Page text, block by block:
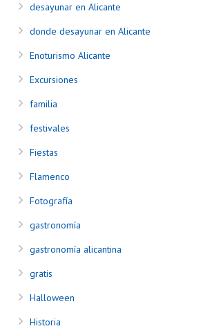
desayunar en Alicante
donde desayunar en Alicante
Enoturismo Alicante
Excursiones
familia
festivales
Fiestas
Flamenco
Fotografía
gastronomía
gastronomía alicantina
gratis
Halloween
Historia